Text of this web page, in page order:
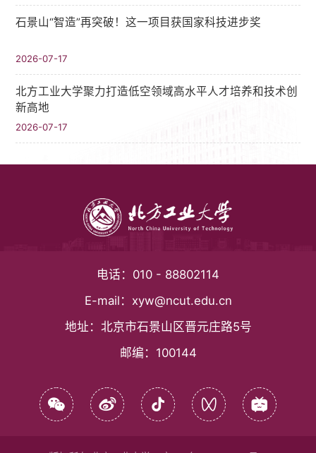
石景山“智造”再突破！这一项目获国家科技进步奖
2026-07-17
北方工业大学聚力打造低空领域高水平人才培养和技术创
新高地
2026-07-17
电话： 010 - 88802114
E-mail： xyw@ncut.edu.cn
地址： 北京市石景山区晋元庄路5号
邮编： 100144